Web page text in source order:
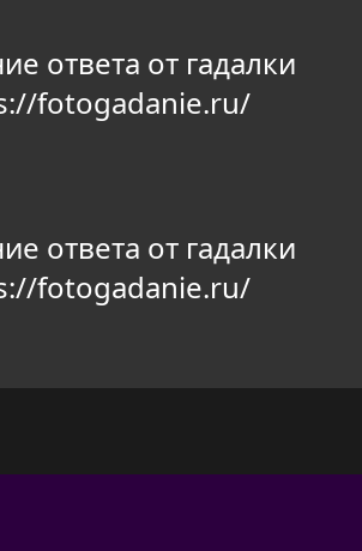
ответа от гадалки
fotogadanie.ru/
ответа от гадалки
fotogadanie.ru/